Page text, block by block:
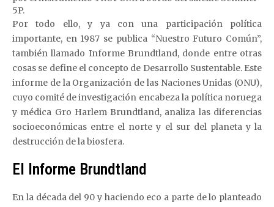
5P.
Por todo ello, y ya con una participación política
importante, en 1987 se publica “Nuestro Futuro Común”,
también llamado Informe Brundtland, donde entre otras
cosas se define el concepto de Desarrollo Sustentable. Este
informe de la Organización de las Naciones Unidas (ONU),
cuyo comité de investigación encabeza la política noruega
y médica Gro Harlem Brundtland, analiza las diferencias
socioeconómicas entre el norte y el sur del planeta y la
destrucción de la biosfera.
El Informe Brundtland
En la década del 90 y haciendo eco a parte de lo planteado